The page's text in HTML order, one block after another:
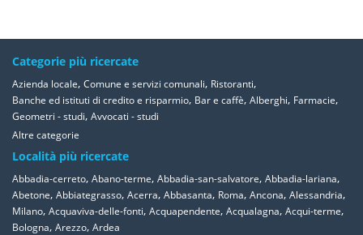
Categorie più ricercate
Azienda locale, Comune e servizi comunali, Ristoranti,
Banche ed istituti di credito e risparmio, Bar e caffè, Alberghi, Farmacie,
Geometri - studi, Avvocati - studi
Altre categorie
Località più ricercate
Abbadia-cerreto, Abano-terme, Abbadia-san-salvatore, Abbadia-lariana,
Abetone, Abbiategrasso, Acerra, Abbasanta, Roma, Ancona, Alessandria,
Milano, Acquaviva-delle-fonti, Acquapendente, Acqualagna, Acqui-terme,
Bologna, Arezzo, Ardea